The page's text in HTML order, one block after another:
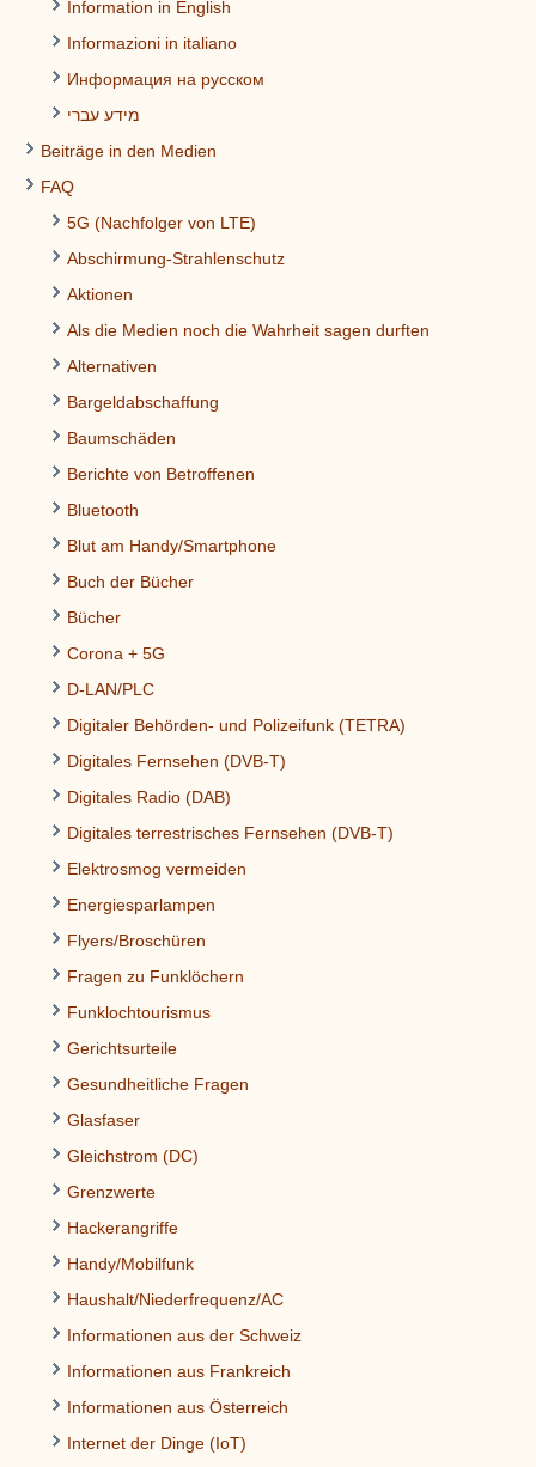
Information in English
Informazioni in italiano
Информация на русском
מידע עברי
Beiträge in den Medien
FAQ
5G (Nachfolger von LTE)
Abschirmung-Strahlenschutz
Aktionen
Als die Medien noch die Wahrheit sagen durften
Alternativen
Bargeldabschaffung
Baumschäden
Berichte von Betroffenen
Bluetooth
Blut am Handy/Smartphone
Buch der Bücher
Bücher
Corona + 5G
D-LAN/PLC
Digitaler Behörden- und Polizeifunk (TETRA)
Digitales Fernsehen (DVB-T)
Digitales Radio (DAB)
Digitales terrestrisches Fernsehen (DVB-T)
Elektrosmog vermeiden
Energiesparlampen
Flyers/Broschüren
Fragen zu Funklöchern
Funklochtourismus
Gerichtsurteile
Gesundheitliche Fragen
Glasfaser
Gleichstrom (DC)
Grenzwerte
Hackerangriffe
Handy/Mobilfunk
Haushalt/Niederfrequenz/AC
Informationen aus der Schweiz
Informationen aus Frankreich
Informationen aus Österreich
Internet der Dinge (IoT)